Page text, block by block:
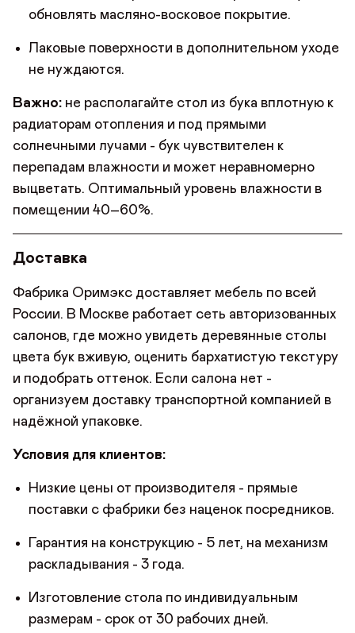
обновлять масляно-восковое покрытие.
Лаковые поверхности в дополнительном уходе
не нуждаются.
Важно: не располагайте стол из бука вплотную к
радиаторам отопления и под прямыми
солнечными лучами - бук чувствителен к
перепадам влажности и может неравномерно
выцветать. Оптимальный уровень влажности в
помещении 40–60%.
Доставка
Фабрика Оримэкс доставляет мебель по всей
России. В Москве работает сеть авторизованных
салонов, где можно увидеть деревянные столы
цвета бук вживую, оценить бархатистую текстуру
и подобрать оттенок. Если салона нет -
организуем доставку транспортной компанией в
надёжной упаковке.
Условия для клиентов:
Низкие цены от производителя - прямые
поставки с фабрики без наценок посредников.
Гарантия на конструкцию - 5 лет, на механизм
раскладывания - 3 года.
Изготовление стола по индивидуальным
размерам - срок от 30 рабочих дней.